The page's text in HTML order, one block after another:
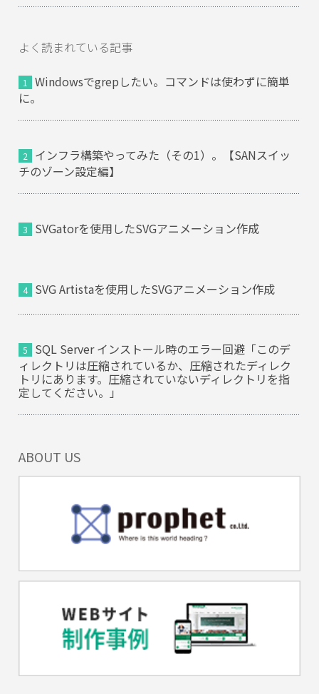
よく読まれている記事
Windowsでgrepしたい。コマンドは使わずに簡単
に。
インフラ構築やってみた（その1）。【SANスイッ
チのゾーン設定編】
SVGatorを使用したSVGアニメーション作成
SVG Artistaを使用したSVGアニメーション作成
SQL Server インストール時のエラー回避「このデ
ィレクトリは圧縮されているか、圧縮されたディレク
トリにあります。圧縮されていないディレクトリを指
定してください。」
ABOUT US